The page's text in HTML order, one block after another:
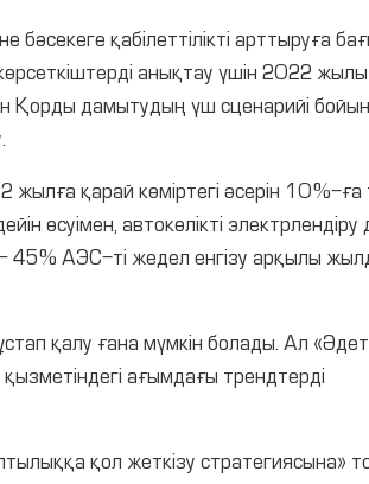
бәсекеге қабілеттілікті арттыруға
анықтау үшін 2022
Қорды дамытудың үш сценарийі
қарай көміртегі әсерін 10 %-ға
өсуімен, автокөлікті электрлендіру
45 % АЭС-ті жедел енгізу арқылы
қалу ғана мүмкін болады. Ал
ағымдағы трендтерді
қол жеткізу стратегиясына»